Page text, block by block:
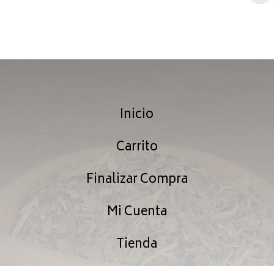
hasta
Inicio
Carrito
Finalizar Compra
Mi Cuenta
Tienda